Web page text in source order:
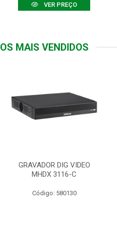
VER PREÇO
OS MAIS VENDIDOS
GRAVADOR DIG VIDEO
MHDX 3116-C
Código: 580130